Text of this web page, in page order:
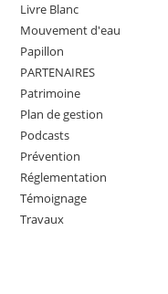
Livre Blanc
Mouvement d'eau
Papillon
PARTENAIRES
Patrimoine
Plan de gestion
Podcasts
Prévention
Réglementation
Témoignage
Travaux